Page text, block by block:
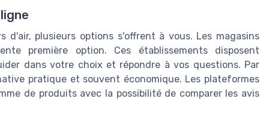
plusieurs options s'offrent à vous. Les magasins
première option. Ces établissements disposent
dans votre choix et répondre à vos questions. Par
pratique et souvent économique. Les plateformes
de produits avec la possibilité de comparer les avis